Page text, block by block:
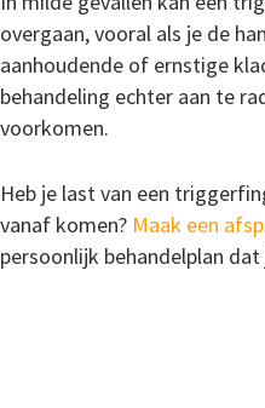
overgaan, vooral als je de
aanhoudende of ernstige
behandeling echter aan te
voorkomen.
Heb je last van een
vanaf komen? Maak een
persoonlijk behandelplan